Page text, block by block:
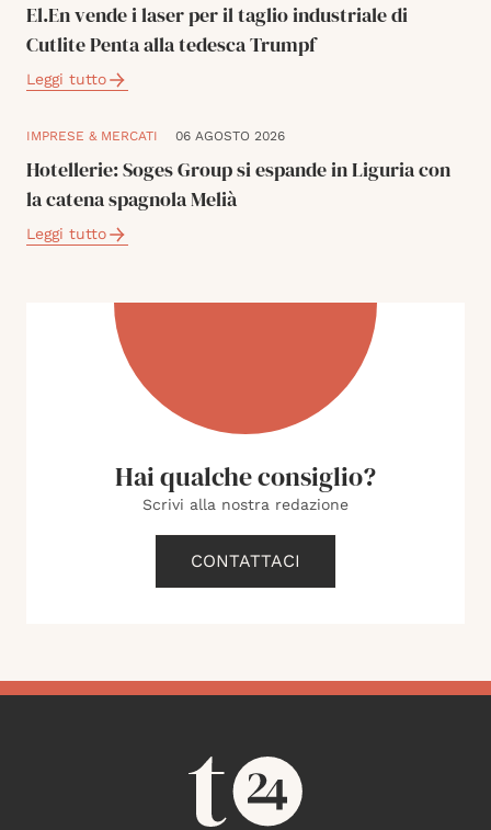
El.En vende i laser per il taglio industriale di
Cutlite Penta alla tedesca Trumpf
Leggi tutto
IMPRESE & MERCATI 06 AGOSTO 2026
Hotellerie: Soges Group si espande in Liguria con
la catena spagnola Melià
Leggi tutto
Hai qualche consiglio?
Scrivi alla nostra redazione
CONTATTACI